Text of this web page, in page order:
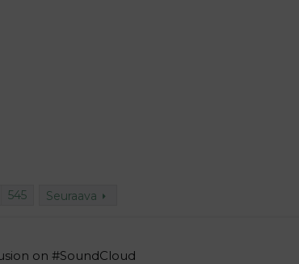
545 Seuraava
on #SoundCloud